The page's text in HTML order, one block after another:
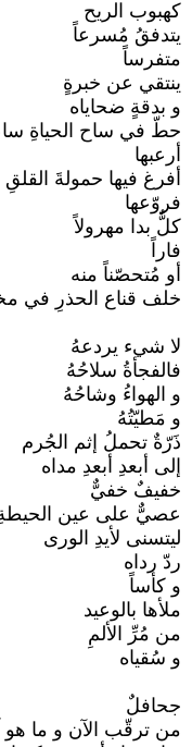
كهبوب الريح
يتدفقُ مُسرعاً
متفرساً
ينتقي عن خبرةٍ
و بدقةٍ ضحاياه
حطّ في ساح الحياةِ
أرعبها
أفرغ فيها حمولةَ
فروّعها
كلٌّ بدا مهرولاً
فاراً
أو مُتحصّناً منه
خلف قناع الحذرِ في
لا شيء يردعهُ
فالفجأةُ سلاحُهُ
و الهواءُ وشاحُهُ
و مَطيّتُهُ
ذَرّةٌ تحملُ إثم الجُرم
إلى أبعدِ أبعدِ مداه
خفيفٌ خفيٌّ
عصيٌّ على عين الحيطةِ
ليتسنى لأيدِ الورى
ردّ رداه
و كأساً
ملأها بالوعيد
من مُرِّ الألمِ
و سُقياه
جحافلٌ
من ترقّب الآن و ما